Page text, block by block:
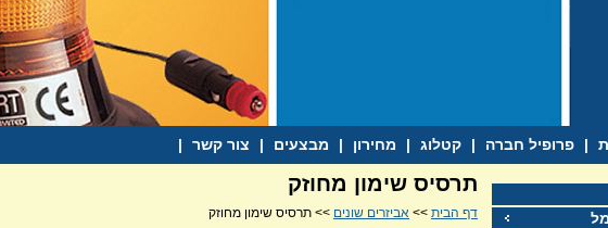
| פרופיל חברה | קטלוג | מחירון | מבצעים | צור קשר |
תרסיס שימון מחוזק
דף הבית >> אביזרים שונים >> תרסיס שימון מחוזק